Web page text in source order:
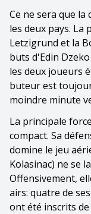
Ce ne sera que
les deux pays. La
Letzigrund et la
buts d'Edin
les deux joueurs
buteur est
moindre minute
La principale
compact. Sa
domine le jeu
Kolasinac) ne se
Offensivement,
airs: quatre de
ont été inscrits de